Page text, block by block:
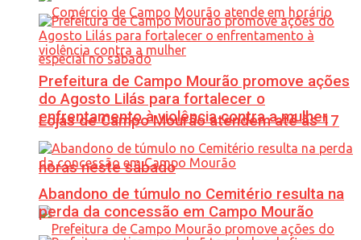
Lojas de Campo Mourão atendem até às 17
horas neste sábado
Prefeitura de Campo Mourão promove ações
do Agosto Lilás para fortalecer o
enfrentamento à violência contra a mulher
Abandono de túmulo no Cemitério resulta na
perda da concessão em Campo Mourão